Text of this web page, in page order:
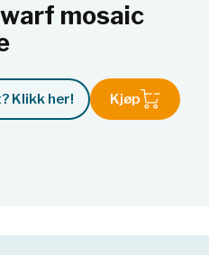
mosaic
Klikk her! Kjøp